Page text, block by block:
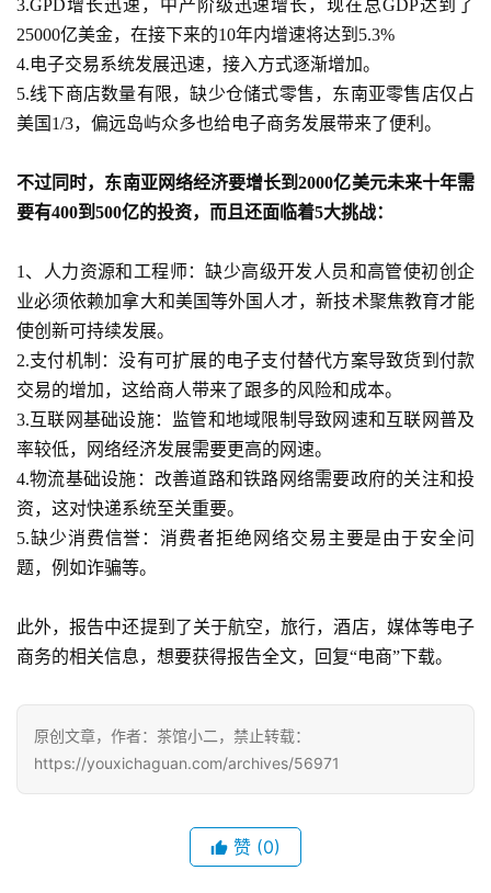
戏
休
闲
游
2
5
第
十
三
届
金
茶
奖
7
3
日
游
3.GPD增长迅速， 中产阶级迅速增长，现在总GDP达到了
25000亿美金，在接下来的10年内增速将达到5.3%
4.电子交易系统发展迅速，接入方式逐渐增加。
5.线下商店数量有限，缺少仓储式零售，东南亚零售店仅占
美国 1/3，偏远岛屿众多也给电子商务发展带来了便利 。
不过同时， 东南亚网络经济要增长到2000亿美元未来十年需
要有400到500亿的投资，而且还面临着5大挑战：
1、
人力资源和工程师：缺少高级开发人员和高管使初创企
业必须依赖加拿大和美国等外国人才，新技术聚焦教育才能
使创新可持续发展。
2.支付机制：没有可扩展的电子支付替代方案导致货到付款
交易的增加，这给商人带来了跟多的风险和成本。
3.互联网基础设施：监管和地域限制导致网速和互联网普及
率较低，网络经济发展需要更高的网速。
4.物流基础设施：改善道路和铁路网络需要政府的关注和投
资，这对快递系统至关重要。
5.缺少消费信誉：消费者拒绝网络交易主要是由于安全问
题，例如诈骗等。
此外，报告中还提到了关于航空，旅行，酒店，媒体等电子
商务的相关信息，想要获得报告全文，回复“电商”下载。
原创文章，作者：茶馆小二，禁止转载：
https://youxichaguan.com/archives/56971
赞 (0)